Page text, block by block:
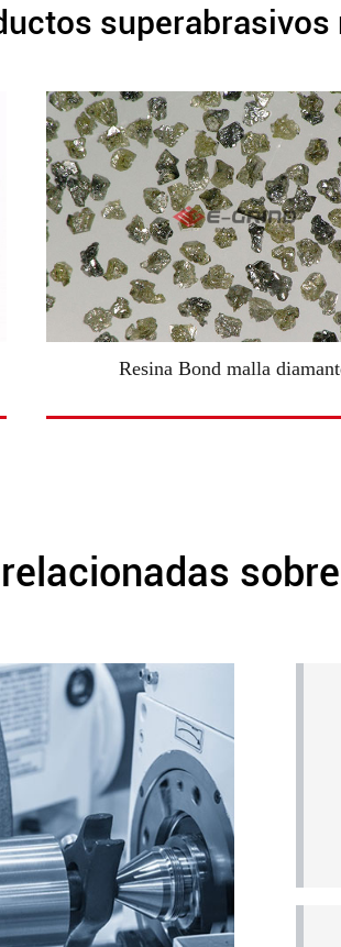
superabrasivos
Resina Bond malla